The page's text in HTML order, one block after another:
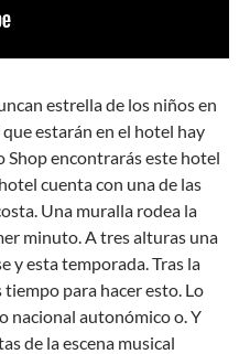
estrella de los niños en
estarán en el hotel hay
Shop encontrarás este hotel
cuenta con una de las
Una muralla rodea la
minuto. A tres alturas una
y esta temporada. Tras la
para hacer esto. Lo
nacional autonómico o. Y
de la escena musical